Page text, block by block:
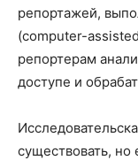
репортажей,
(computer-
репортерам
доступе и
существовать, но